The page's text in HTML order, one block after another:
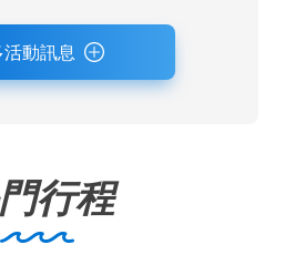
動訊息
行程